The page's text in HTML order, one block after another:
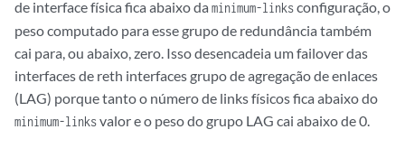
de interface física fica abaixo da minimum-linksconfiguração, o
peso computado para esse grupo de redundância também
cai para, ou abaixo, zero. Isso desencadeia um failover das
interfaces de reth interfaces grupo de agregação de enlaces
(LAG) porque tanto o número de links físicos fica abaixo do
minimum-linksvalor e o peso do grupo LAG cai abaixo de 0.